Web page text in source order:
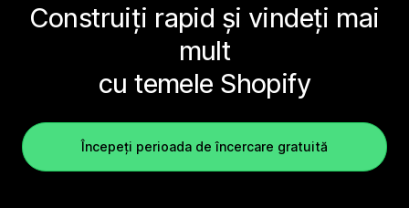
Construiți rapid și vindeți mai
mult
cu temele Shopify
Începeți perioada de încercare gratuită